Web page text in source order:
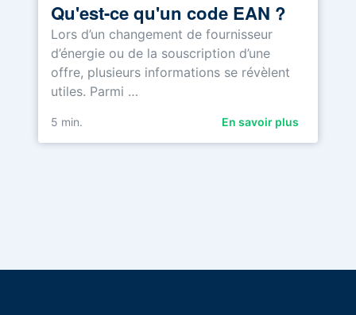
Qu'est-ce qu'un code EAN ?
Lors d’un changement de fournisseur
d’énergie ou de la souscription d’une
offre, plusieurs informations se révèlent
utiles. Parmi …
5 min. En savoir plus